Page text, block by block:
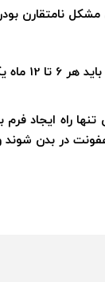
نامتقارن بودن
از آنجایی که
راه ایجاد
در بدن